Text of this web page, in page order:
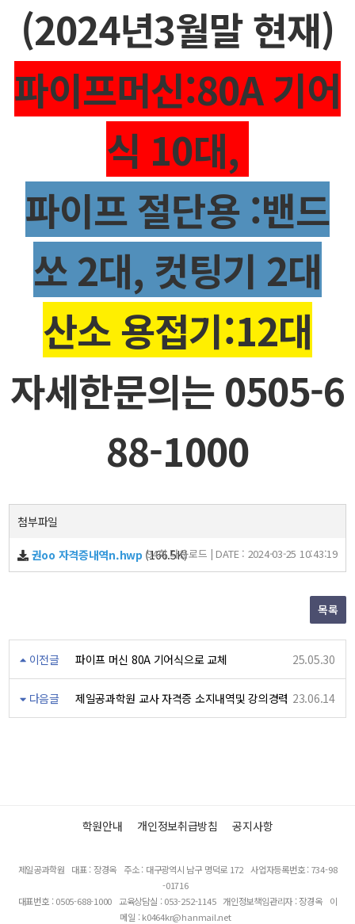
(2024년3월말 현재)
파이프머신:80A 기어
식 10대,
파이프 절단용 :밴드
쏘 2대, 컷팅기 2대
산소 용접기:12대
자세한문의는 0505-6
88-1000
첨부파일
권oo 자격증내역n.hwp (166.5K)
94회 다운로드 | DATE : 2024-03-25 10:43:19
목록
이전글 파이프 머신 80A 기어식으로 교체 25.05.30
다음글 제일공과학원 교사 자격증 소지내역및 강의경력 23.06.14
학원안내 개인정보취급방침 공지사항
제일공과학원 대표 : 장경옥 주소 : 대구광역시 남구 명덕로 172 사업자등록번호 : 734-98
-01716
대표번호 : 0505-688-1000
교육상담실 : 053-252-1145 개인정보책임관리자 : 장경옥
이
메일 : k0464kr@hanmail.net